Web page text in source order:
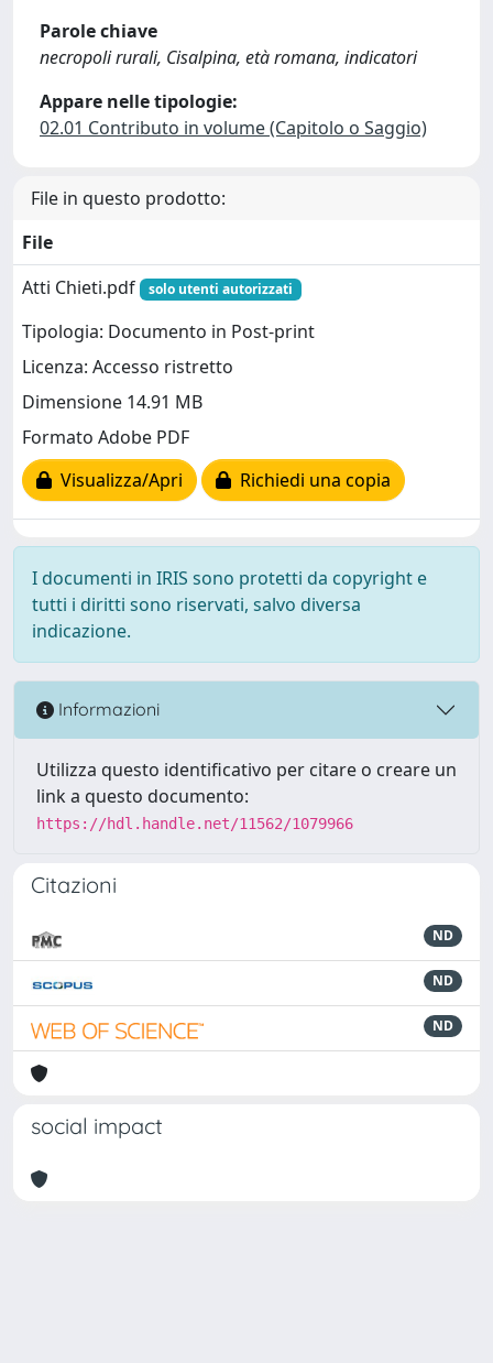
Parole chiave
necropoli rurali, Cisalpina, età romana, indicatori
Appare nelle tipologie:
02.01 Contributo in volume (Capitolo o Saggio)
File in questo prodotto:
File
Atti Chieti.pdf
solo utenti autorizzati
Tipologia: Documento in Post-print
Licenza: Accesso ristretto
Dimensione 14.91 MB
Formato Adobe PDF
Visualizza/Apri
Richiedi una copia
I documenti in IRIS sono protetti da copyright e
tutti i diritti sono riservati, salvo diversa
indicazione.
Informazioni
Utilizza questo identificativo per citare o creare un
link a questo documento:
https://hdl.handle.net/11562/1079966
Citazioni
ND
ND
ND
social impact